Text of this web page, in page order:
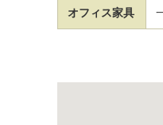
オフィス家具